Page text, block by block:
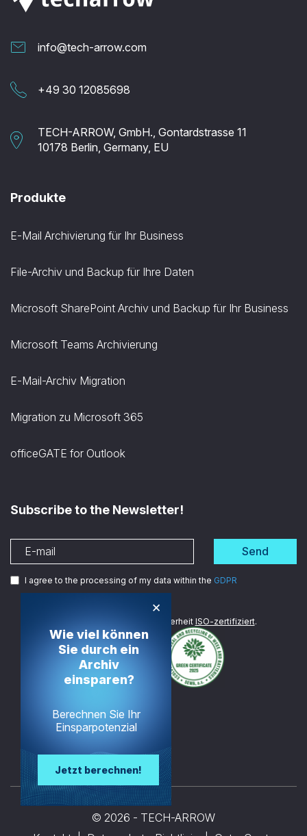
info@tech-arrow.com
+49 30 12085698
TECH-ARROW, GmbH., Gontardstrasse 11
10178 Berlin, Germany, EU
Produkte
E-Mail Archivierung für Ihr Business
File-Archiv und Backup für Ihre Daten
Microsoft SharePoint Archiv und Backup für Ihr Business
Microsoft Teams Archivierung
E-Mail-Archiv Migration
Migration zu Microsoft 365
officeGATE for Outlook
Subscribe to the Newsletter!
Send
I agree to the processing of my data within the GDPR
Wir sind im Bereich Datensicherheit ISO-zertifiziert.
© 2026 - TECH-ARROW
×
Wie viel können
Sie durch ein
Archiv
einsparen?
Berechnen Sie Ihr
Einsparpotenzial
Jetzt berechnen!